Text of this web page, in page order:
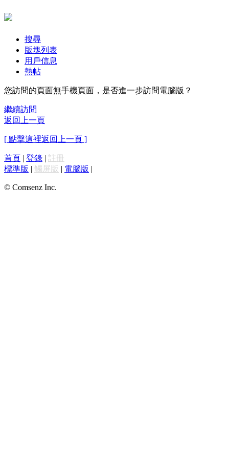
搜尋
版塊列表
用戶信息
熱帖
您訪問的頁面無手機頁面，是否進一步訪問電腦版？
繼續訪問
返回上一頁
[ 點擊這裡返回上一頁 ]
首頁 | 登錄 | 註冊
標準版 | 觸屏版 | 電腦版 |
© Comsenz Inc.